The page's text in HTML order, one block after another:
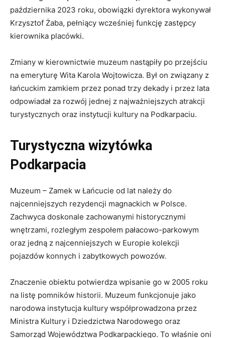
października 2023 roku, obowiązki dyrektora wykonywał
Krzysztof Żaba, pełniący wcześniej funkcję zastępcy
kierownika placówki.
Zmiany w kierownictwie muzeum nastąpiły po przejściu
na emeryturę Wita Karola Wojtowicza. Był on związany z
łańcuckim zamkiem przez ponad trzy dekady i przez lata
odpowiadał za rozwój jednej z najważniejszych atrakcji
turystycznych oraz instytucji kultury na Podkarpaciu.
Turystyczna wizytówka
Podkarpacia
Muzeum – Zamek w Łańcucie od lat należy do
najcenniejszych rezydencji magnackich w Polsce.
Zachwyca doskonale zachowanymi historycznymi
wnętrzami, rozległym zespołem pałacowo-parkowym
oraz jedną z najcenniejszych w Europie kolekcji
pojazdów konnych i zabytkowych powozów.
Znaczenie obiektu potwierdza wpisanie go w 2005 roku
na listę pomników historii. Muzeum funkcjonuje jako
narodowa instytucja kultury współprowadzona przez
Ministra Kultury i Dziedzictwa Narodowego oraz
Samorząd Województwa Podkarpackiego. To właśnie oni